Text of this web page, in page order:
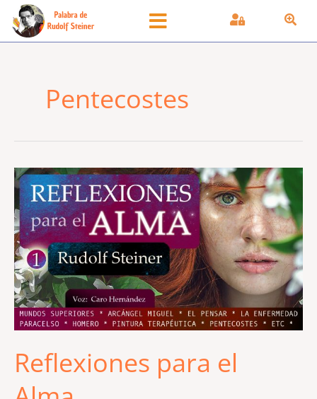
contenido
Pentecostes
Reflexiones para el
Reflexiones
para
el
Alma